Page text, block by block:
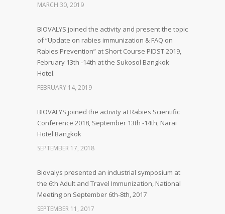
MARCH 30, 2019
BIOVALYS joined the activity and present the topic
of “Update on rabies immunization & FAQ on
Rabies Prevention” at Short Course PIDST 2019,
February 13th -14th at the Sukosol Bangkok
Hotel.
FEBRUARY 14, 2019
BIOVALYS joined the activity at Rabies Scientific
Conference 2018, September 13th -14th, Narai
Hotel Bangkok
SEPTEMBER 17, 2018
Biovalys presented an industrial symposium at
the 6th Adult and Travel Immunization, National
Meeting on September 6th-8th, 2017
SEPTEMBER 11, 2017